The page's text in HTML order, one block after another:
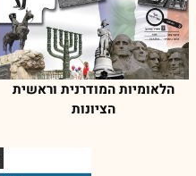
הלאומיות המודרנית וראשית
הציונות